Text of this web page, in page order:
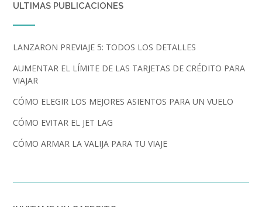
ULTIMAS PUBLICACIONES
LANZARON PREVIAJE 5: TODOS LOS DETALLES
AUMENTAR EL LÍMITE DE LAS TARJETAS DE CRÉDITO PARA
VIAJAR
CÓMO ELEGIR LOS MEJORES ASIENTOS PARA UN VUELO
CÓMO EVITAR EL JET LAG
CÓMO ARMAR LA VALIJA PARA TU VIAJE